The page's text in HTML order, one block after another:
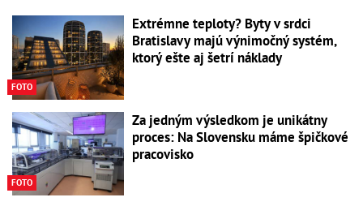
FOTO
Extrémne teploty? Byty v srdci
Bratislavy majú výnimočný systém,
ktorý ešte aj šetrí náklady
FOTO
Za jedným výsledkom je unikátny
proces: Na Slovensku máme špičkové
pracovisko